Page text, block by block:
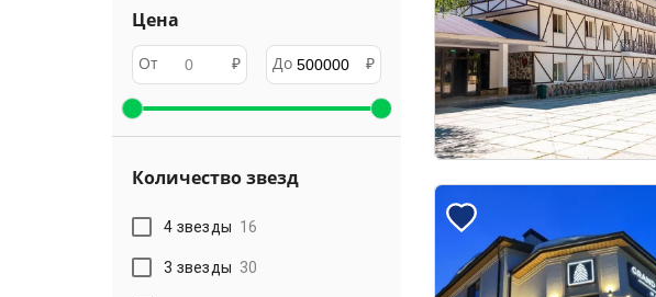
Цена
От ₽ До ₽
Количество звезд
4 звезды 16
3 звезды 30